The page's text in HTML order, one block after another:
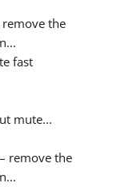
remove the
fast
mute...
– remove the